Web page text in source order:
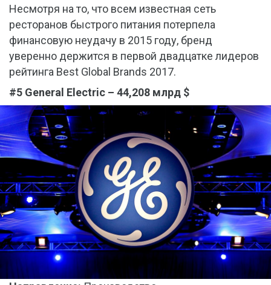
Несмотря на то, что всем известная сеть
ресторанов быстрого питания потерпела
финансовую неудачу в 2015 году, бренд
уверенно держится в первой двадцатке лидеров
рейтинга Best Global Brands 2017.
#5 General Electric – 44,208 млрд $